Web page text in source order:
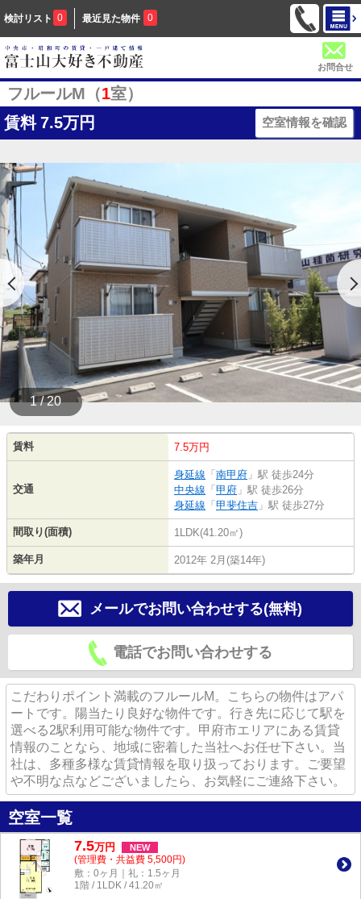
検討リスト 0 最近見た物件 0
お問合せ
フルールM（1室）
賃料 7.5万円 空室情報を確認
1 / 20
賃料 7.5万円
交通
身延線 「 南甲府 」駅 徒歩24分
中央線 「 甲府 」駅 徒歩26分
身延線 「 甲斐住吉 」駅 徒歩27分
間取り(面積) 1LDK(41.20㎡)
築年月 2012年 2月(築14年)
メールでお問い合わせする(無料)
電話でお問い合わせする
こだわりポイント満載のフルールM。こちらの物件はアパ
ートです。陽当たり良好な物件です。行き先に応じて駅を
選べる2駅利用可能な物件です。甲府市エリアにある賃貸
情報のことなら、地域に密着した当社へお任せ下さい。当
社は、多種多様な賃貸情報を取り扱っております。ご要望
や不明な点などございましたら、お気軽にご連絡下さい。
空室一覧
7.5万円 NEW
(管理費・共益費 5,500円)
敷：0ヶ月｜礼：1.5ヶ月
1階 / 1LDK / 41.20㎡